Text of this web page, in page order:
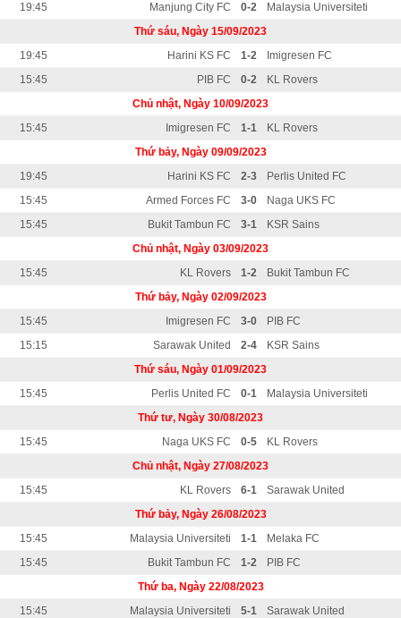
19:45
Manjung City FC 0-2
Malaysia Universiteti
Thứ sáu, Ngày 15/09/2023
19:45
Harini KS FC 1-2
Imigresen FC
15:45
PIB FC 0-2
KL Rovers
Chủ nhật, Ngày 10/09/2023
15:45
Imigresen FC 1-1
KL Rovers
Thứ bảy, Ngày 09/09/2023
19:45
Harini KS FC 2-3
Perlis United FC
15:45
Armed Forces FC 3-0
Naga UKS FC
15:45
Bukit Tambun FC 3-1
KSR Sains
Chủ nhật, Ngày 03/09/2023
15:45
KL Rovers 1-2
Bukit Tambun FC
Thứ bảy, Ngày 02/09/2023
15:45
Imigresen FC 3-0
PIB FC
15:15
Sarawak United 2-4
KSR Sains
Thứ sáu, Ngày 01/09/2023
15:45
Perlis United FC 0-1
Malaysia Universiteti
Thứ tư, Ngày 30/08/2023
15:45
Naga UKS FC 0-5
KL Rovers
Chủ nhật, Ngày 27/08/2023
15:45
KL Rovers 6-1
Sarawak United
Thứ bảy, Ngày 26/08/2023
15:45
Malaysia Universiteti 1-1
Melaka FC
15:45
Bukit Tambun FC 1-2
PIB FC
Thứ ba, Ngày 22/08/2023
15:45
Malaysia Universiteti 5-1
Sarawak United